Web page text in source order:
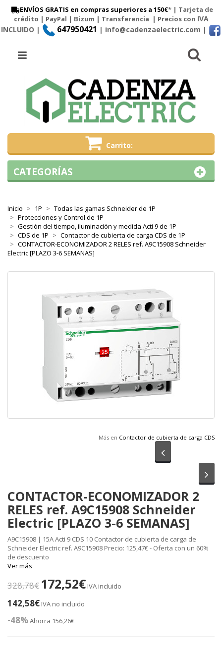
ENVÍOS GRATIS en compras superiores a 150€* | Tarjeta de
crédito | PayPal | Bizum | Transferencia | Precios con IVA
INCLUIDO |
647950421 | info@cadenzaelectric.com |
Carrito
Menú
Inicio 1P
Todas las gamas Schneider de 1P
Protecciones y Control de 1P
Gestión del tiempo, iluminación y medida Acti 9 de 1P
CDS de 1P
Contactor de cubierta de carga CDS de 1P
CONTACTOR-ECONOMIZADOR 2 RELES ref. A9C15908 Schneider
Electric [PLAZO 3-6 SEMANAS]
Más en Contactor de cubierta de carga CDS
Anterior
CONTACTOR-ECONOMIZADOR 2
RELES ref. A9C15908 Schneider
Electric [PLAZO 3-6 SEMANAS]
A9C15908 | 15A Acti 9 CDS 10 Contactor de cubierta de carga de
Schneider Electric ref. A9C15908 Precio: 125,47€ - Oferta con un 60%
de descuento
Ver más
328,78€ 172,52€ IVA incluido
142,58€ IVA no incluido
-48%Ahorra 156,26€
CATEGORÍAS